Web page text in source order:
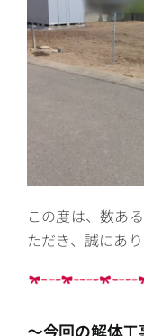
この度は、数あ
ただき、誠にあ
～今回の解体